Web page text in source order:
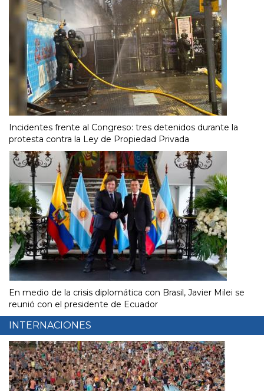
Incidentes frente al Congreso: tres detenidos durante la
protesta contra la Ley de Propiedad Privada
En medio de la crisis diplomática con Brasil, Javier Milei se
reunió con el presidente de Ecuador
INTERNACIONES